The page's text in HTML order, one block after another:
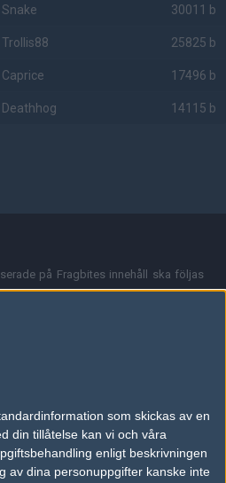
som skickas av en
din tillåtelse kan vi och våra
enligt beskrivningen
av dina personuppgifter kanske inte
Snake 30011 b
Trollis88 25825 b
Caprice 17496 b
Deathhog 14115 b
på Fragbites innehåll ska följas
med Fragbites åsikter.
sparas även när man deltar i
inställningar eller välja att inte
i kraft 25 juli 2003.